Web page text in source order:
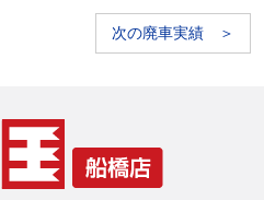
次の廃車実績 ＞